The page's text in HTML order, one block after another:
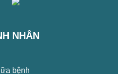
NHÂN
bệnh